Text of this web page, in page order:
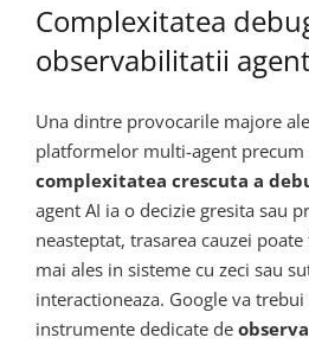
Complexitatea
observabilitatii
Una dintre provocarile majore
platformelor multi-agent precum
complexitatea crescuta a
agent AI ia o decizie gresita sau
neasteptat, trasarea cauzei
mai ales in sisteme cu zeci sau
interactioneaza. Google va trebui
instrumente dedicate de